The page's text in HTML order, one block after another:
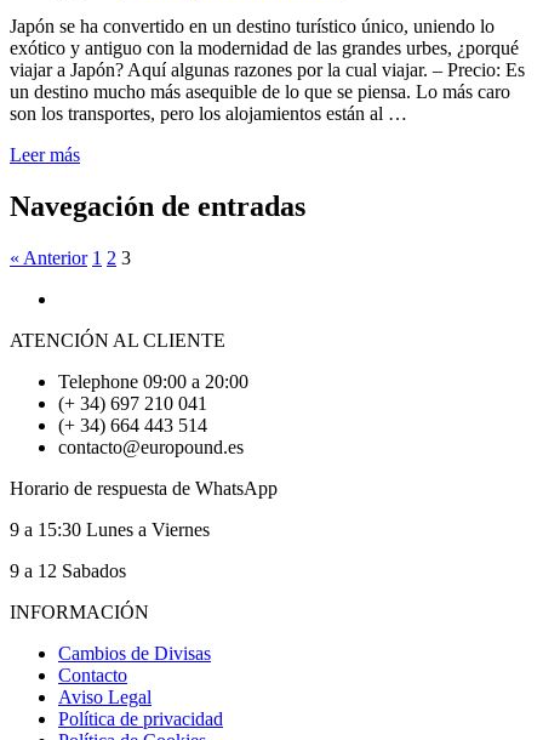
Japón se ha convertido en un destino turístico único, uniendo lo
exótico y antiguo con la modernidad de las grandes urbes, ¿porqué
viajar a Japón? Aquí algunas razones por la cual viajar. – Precio: Es
un destino mucho más asequible de lo que se piensa. Lo más caro
son los transportes, pero los alojamientos están al …
Leer más
Navegación de entradas
« Anterior 1 2 3
ATENCIÓN AL CLIENTE
Telephone 09:00 a 20:00
(+ 34) 697 210 041
(+ 34) 664 443 514
contacto@europound.es
Horario de respuesta de WhatsApp
9 a 15:30 Lunes a Viernes
9 a 12 Sabados
INFORMACIÓN
Cambios de Divisas
Contacto
Aviso Legal
Política de privacidad